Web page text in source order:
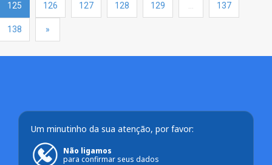
125 126 127 128 129 137
138 »
Um minutinho da sua atenção, por favor:
Não ligamos
para confirmar seus dados